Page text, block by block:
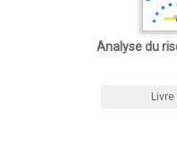
Analyse du
Livre